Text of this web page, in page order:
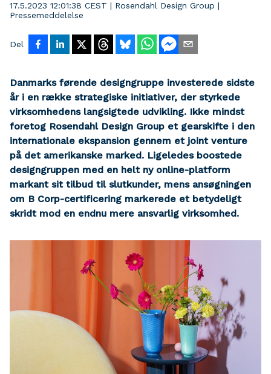
17.5.2023 12:01:38 CEST | Rosendahl Design Group |
Pressemeddelelse
Del
Danmarks førende designgruppe investerede sidste
år i en række strategiske initiativer, der styrkede
virksomhedens langsigtede udvikling. Ikke mindst
foretog Rosendahl Design Group et gearskifte i den
internationale ekspansion gennem et joint venture
på det amerikanske marked. Ligeledes boostede
designgruppen med en helt ny online-platform
markant sit tilbud til slutkunder, mens ansøgningen
om B Corp-certificering markerede et betydeligt
skridt mod en endnu mere ansvarlig virksomhed.